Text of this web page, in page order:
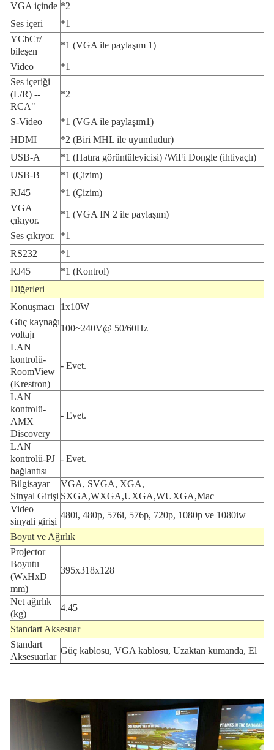
VGA içinde *2
Ses içeri
*1
YCbCr/
bileşen
*1 (VGA ile paylaşım 1)
Video
*1
Ses içeriği
(L/R) --
RCA"
*2
S-Video
*1 (VGA ile paylaşım1)
HDMI
*2 (Biri MHL ile uyumludur)
USB-A
*1 (Hatıra görüntüleyicisi) /WiFi Dongle (ihtiyaçlı)
USB-B
*1 (Çizim)
RJ45
*1 (Çizim)
VGA
çıkıyor.
*1 (VGA IN 2 ile paylaşım)
Ses çıkıyor.
*1
RS232
*1
RJ45
*1 (Kontrol)
Diğerleri
Konuşmacı
1x10W
Güç kaynağı
voltajı
100~240V@ 50/60Hz
LAN
kontrolü-
RoomView
(Krestron)
- Evet.
LAN
kontrolü-
AMX
Discovery
- Evet.
LAN
kontrolü-PJ
bağlantısı
- Evet.
Bilgisayar
Sinyal Girişi
VGA, SVGA, XGA,
SXGA,WXGA,UXGA,WUXGA,Mac
Video
sinyali girişi
480i, 480p, 576i, 576p, 720p, 1080p ve 1080iw
Boyut ve Ağırlık
Projector
Boyutu
(WxHxD
mm)
395x318x128
Net ağırlık
(kg)
4.45
Standart Aksesuar
Standart
Aksesuarlar
Güç kablosu, VGA kablosu, Uzaktan kumanda, El